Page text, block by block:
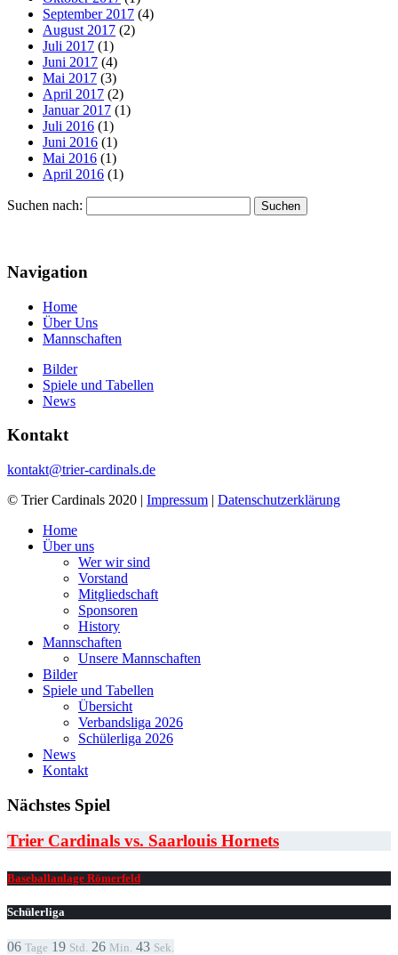
September 2017 (4)
August 2017 (2)
Juli 2017 (1)
Juni 2017 (4)
Mai 2017 (3)
April 2017 (2)
Januar 2017 (1)
Juli 2016 (1)
Juni 2016 (1)
Mai 2016 (1)
April 2016 (1)
Suchen nach:
Navigation
Home
Über Uns
Mannschaften
Bilder
Spiele und Tabellen
News
Kontakt
kontakt@trier-cardinals.de
© Trier Cardinals 2020 | Impressum | Datenschutzerklärung
Home
Über uns
Wer wir sind
Vorstand
Mitgliedschaft
Sponsoren
History
Mannschaften
Unsere Mannschaften
Bilder
Spiele und Tabellen
Übersicht
Verbandsliga 2026
Schülerliga 2026
News
Kontakt
Nächstes Spiel
Trier Cardinals vs. Saarlouis Hornets
Baseballanlage Römerfeld
Schülerliga
06 Tage 19 Std. 26 Min. 43 Sek.